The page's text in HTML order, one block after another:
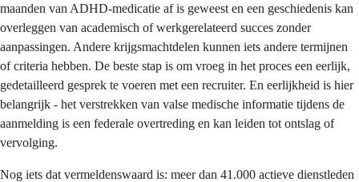
maanden van ADHD-medicatie af is geweest en een geschiedenis kan
overleggen van academisch of werkgerelateerd succes zonder
aanpassingen. Andere krijgsmachtdelen kunnen iets andere termijnen
of criteria hebben. De beste stap is om vroeg in het proces een eerlijk,
gedetailleerd gesprek te voeren met een recruiter. En eerlijkheid is hier
belangrijk - het verstrekken van valse medische informatie tijdens de
aanmelding is een federale overtreding en kan leiden tot ontslag of
vervolging.
Nog iets dat vermeldenswaard is: meer dan 41.000 actieve dienstleden